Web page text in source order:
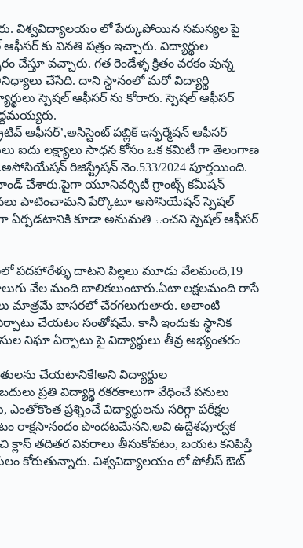
విశ్వవిద్యాలయం లో పేర్కుపోయిన సమస్యల పై
‌కు వినతి పత్రం ఇచ్చారు. విద్యార్థుల
వచ్చారు. గత రెండేళ్ళ క్రితం వరకం వున్న
చేసేది. దాని స్థానంలో మరో విద్యార్థి
స్పెషల్‌ ఆఫీసర్‌ ‌ను కోరారు. స్పెషల్‌ ఆఫీసర్‌
ఆఫీసర్‌’,అసిస్టెంట్‌ ‌పబ్లిక్‌ ఇన్ఫర్మేషన్‌ ఆఫీసర్‌
ఐదు లక్ష్యాలు సాధన కోసం ఒక కమిటీ గా తెలంగాణ
‌రిజిస్ట్రేషన్‌ ‌నెం.533/2024 పూర్తయింది.
‌చేశారు.పైగా యూనివర్సిటీ గ్రాంట్స్ ‌కమీషన్‌
పాటించామని పేర్కొటూ అసోసియేషన్‌ ‌స్పెషల్‌
ఏర్పడటానికి కూడా అనుమతి ంచని స్పెషల్‌ ఆఫీసర్‌
దాటని పిల్లలు మూడు వేలమంది,19
వేల మంది బాలికలుంటారు.ఏటా లక్షలమంది రాసే
మాత్రమే బాసరలో చేరగలుగుతారు. అలాంటి
చేయటం సంతోషమే. కానీ ఇందుకు స్థానిక
నిఘా ఏర్పాటు పై విద్యార్థులు తీవ్ర అభ్యంతరం
చేయటానికే!అని విద్యార్థుల
ప్రతి విద్యార్థి రకరకాలుగా వేధించే పనులు
ప్రశ్నించే విద్యార్థులను సరిగ్గా పరీక్షల
రాక్షసానందం పొందటమేనని,అవి ఉద్దేశపూర్వక
క్లాస్‌ ‌తదితర వివరాలు తీసుకోవటం, బయట కనిపిస్తే
కోరుతున్నారు. విశ్వవిద్యాలయం లో పోలీస్‌ ఔట్‌